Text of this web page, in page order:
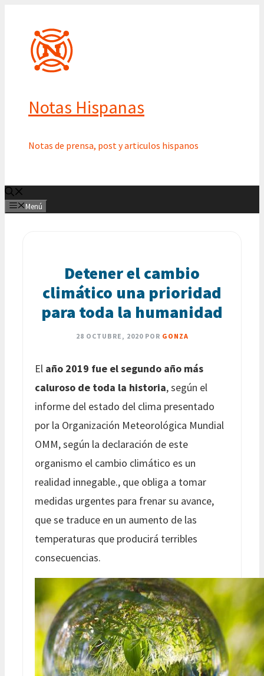
contenido
Notas Hispanas
Notas de prensa, post y articulos hispanos
Menú
Detener el cambio
climático una prioridad
para toda la humanidad
28 OCTUBRE, 2020 POR GONZA
El año 2019 fue el segundo año más
caluroso de toda la historia, según el
informe del estado del clima presentado
por la Organización Meteorológica Mundial
OMM, según la declaración de este
organismo el cambio climático es un
realidad innegable., que obliga a tomar
medidas urgentes para frenar su avance,
que se traduce en un aumento de las
temperaturas que producirá terribles
consecuencias.